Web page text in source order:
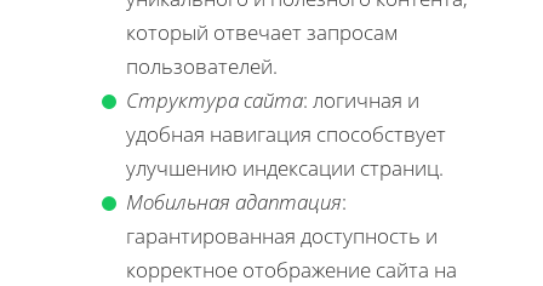
который отвечает запросам
пользователей.
Структура сайта: логичная и
удобная навигация способствует
улучшению индексации страниц.
Мобильная адаптация:
гарантированная доступность и
корректное отображение сайта на